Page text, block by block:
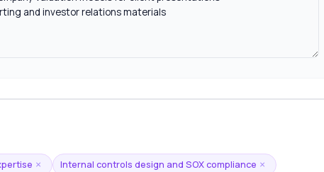
× Internal controls design and SOX compliance ×